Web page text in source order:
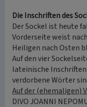
Die Inschriften des
Der Sockel ist heute
Vorderseite weist
Heiligen nach Osten
Auf den vier
lateinische
verdorbene Wörter
Auf der (ehemaligen)
DIVO JOANNI